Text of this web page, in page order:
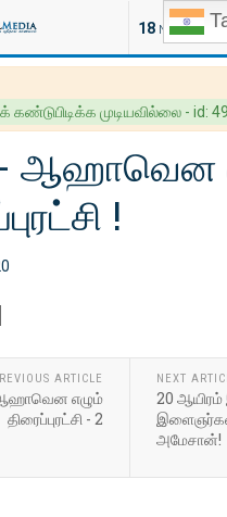
18 NEW
கட்டுரைகள் அறிவியல்
முடியவில்லை - id: 49
- ஆஹாவென
!
ARTICLE
ஆஹாவென எழும்
திரைப்புரட்சி - 2
NEXT
20 ஆயிரம்
அமேசான்!